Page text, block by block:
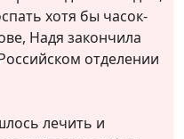
хотя бы часок-
Надя закончила
отделении
лечить и